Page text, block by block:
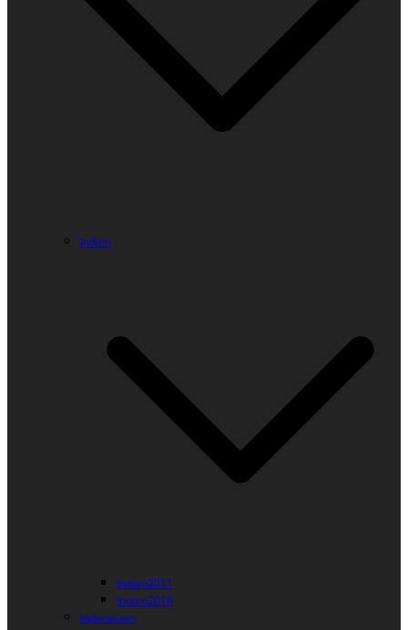
Indien
Indien2011
Indien2018
Indonesien